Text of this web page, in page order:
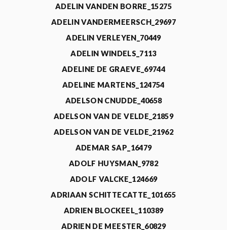
ADELIN VANDEN BORRE_15275
ADELIN VANDERMEERSCH_29697
ADELIN VERLEYEN_70449
ADELIN WINDELS_7113
ADELINE DE GRAEVE_69744
ADELINE MARTENS_124754
ADELSON CNUDDE_40658
ADELSON VAN DE VELDE_21859
ADELSON VAN DE VELDE_21962
ADEMAR SAP_16479
ADOLF HUYSMAN_9782
ADOLF VALCKE_124669
ADRIAAN SCHITTECATTE_101655
ADRIEN BLOCKEEL_110389
ADRIEN DE MEESTER_60829